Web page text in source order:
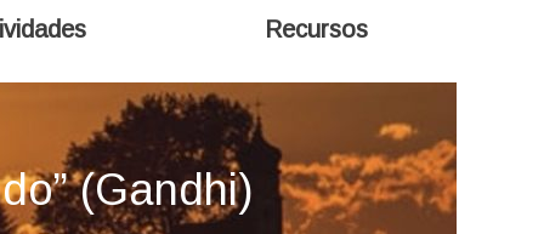
Recursos
(Gandhi)